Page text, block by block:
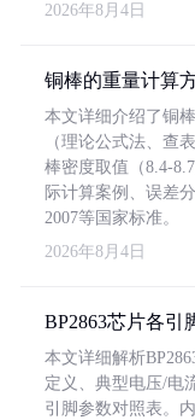
2026年8月4日
铜棒的重量计算
本文详细介绍了铜
（理论公式法、查
棒密度取值（8.4-
际计算案例、误差
2007等国家标准。
2026年8月4日
BP2863芯片各引
本文详细解析
定义、典型电压/电
引脚参数对照表。